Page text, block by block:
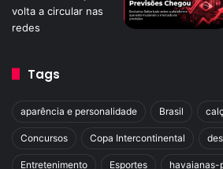
Tags
aparência e personalidade Brasil
Concursos Copa Intercontinental
Entretenimento Esportes havaianas-